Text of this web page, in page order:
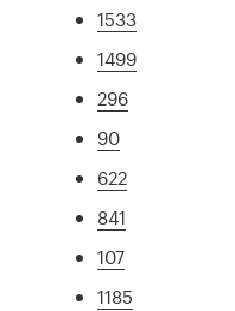
1533
1499
296
90
622
841
107
1185